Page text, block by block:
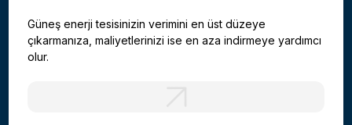
Güneş enerji tesisinizin verimini en üst düzeye
çıkarmanıza, maliyetlerinizi ise en aza indirmeye yardımcı
olur.